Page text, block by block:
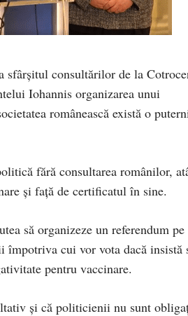
sfârșitul consultărilor de la
Iohannis organizarea unui
românească există o
fără consultarea românilor,
și față de certificatul în sine.
să organizeze un referendum pe
cui vor vota dacă insistă
pentru vaccinare.
și că politicienii nu sunt